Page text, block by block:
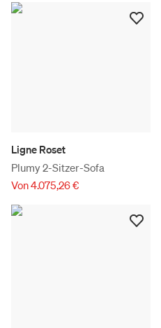
Ligne Roset
Plumy 2-Sitzer-Sofa
Von 4.075,26 €